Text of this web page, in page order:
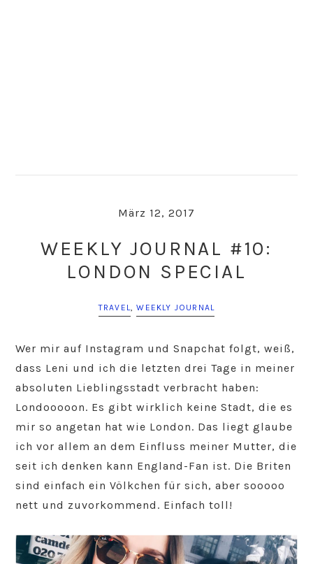
März 12, 2017
WEEKLY JOURNAL #10:
LONDON SPECIAL
TRAVEL,WEEKLY JOURNAL
Wer mir auf Instagram und Snapchat folgt, weiß,
dass Leni und ich die letzten drei Tage in meiner
absoluten Lieblingsstadt verbracht haben:
Londooooon. Es gibt wirklich keine Stadt, die es
mir so angetan hat wie London. Das liegt glaube
ich vor allem an dem Einfluss meiner Mutter, die
seit ich denken kann England-Fan ist. Die Briten
sind einfach ein Völkchen für sich, aber sooooo
nett und zuvorkommend. Einfach toll!